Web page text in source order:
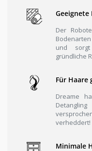
Geeignete
Der
und
gründliche
Für Haare
Dreame
verheddert!
Minimale